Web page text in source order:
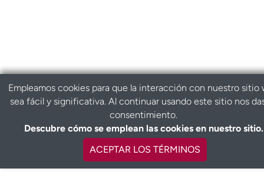
Empleamos cookies para que la interacción con nuestro sitio
sea fácil y significativa. Al continuar usando este sitio nos
consentimiento.
Descubre cómo se emplean las cookies en nuestro sitio.
ACEPTAR LOS TÉRMINOS